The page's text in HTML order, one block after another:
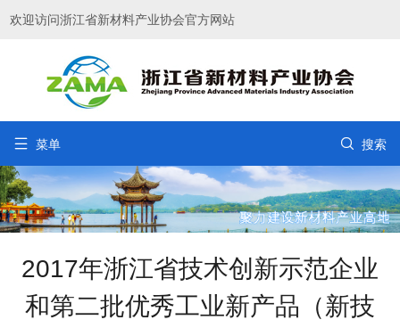
欢迎访问浙江省新材料产业协会官方网站
 菜单  搜索
2017年浙江省技术创新示范企业
和第二批优秀工业新产品（新技